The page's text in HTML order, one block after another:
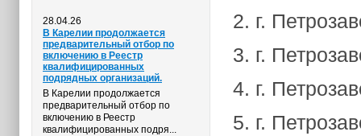
28.04.26
В Карелии продолжается
предварительный отбор по
включению в Реестр
квалифицированных
подрядных организаций.
В Карелии продолжается
предварительный отбор по
включению в Реестр
квалифицированных подря...
2. г.
3. г.
4. г.
5. г.